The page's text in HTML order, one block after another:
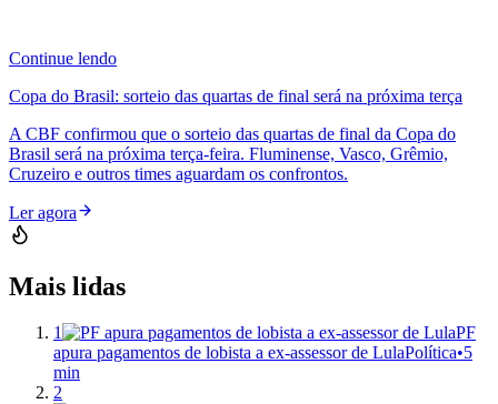
Continue lendo
Copa do Brasil: sorteio das quartas de final será na próxima terça
A CBF confirmou que o sorteio das quartas de final da Copa do
Brasil será na próxima terça-feira. Fluminense, Vasco, Grêmio,
Cruzeiro e outros times aguardam os confrontos.
Ler agora
Mais lidas
1
PF
apura pagamentos de lobista a ex-assessor de LulaPolítica•5
min
2